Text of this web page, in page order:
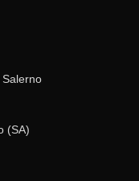
(SA)